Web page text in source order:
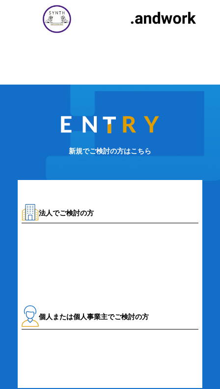
新規でご検討の方はこちら
法人でご検討の方
個人または個人事業主でご検討の方